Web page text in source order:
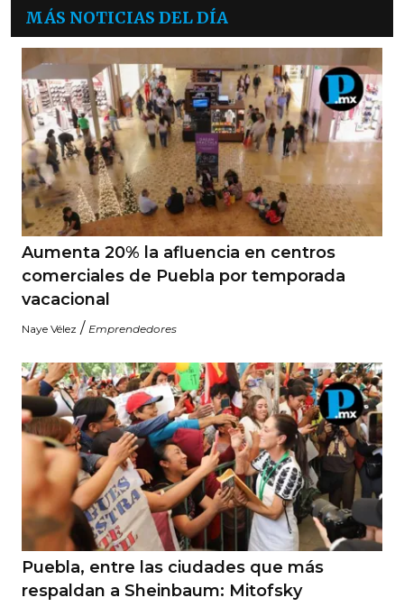
MÁS NOTICIAS DEL DÍA
Aumenta 20% la afluencia en centros
comerciales de Puebla por temporada
vacacional
Naye Vélez / Emprendedores
Puebla, entre las ciudades que más
respaldan a Sheinbaum: Mitofsky